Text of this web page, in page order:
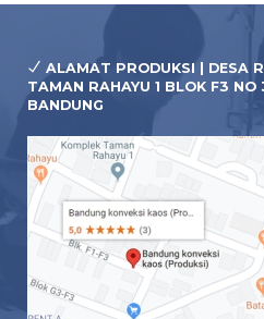
ALAMAT PRODUKSI | DESA
TAMAN RAHAYU 1 BLOK F3 NO
BANDUNG